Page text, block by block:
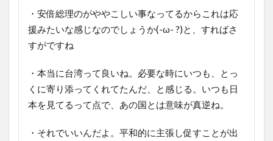
・安倍総理のがややこしい事なってるからこれは応
援みたいな感じなのでしょうか(-ω- ?)と、すればさ
すがですね
・本当に台湾って良いね。必要な時にいつも、とっ
くに寄り添ってくれてたんだ、と感じる。いつも日
本を見てるって点で、あの国とは意味が真逆ね。
・それでいいんだよ。平和的に主張し促すことが出